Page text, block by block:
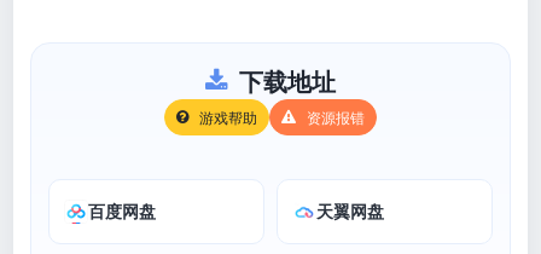
下载地址
游戏帮助 资源报错
百度网盘 天翼网盘